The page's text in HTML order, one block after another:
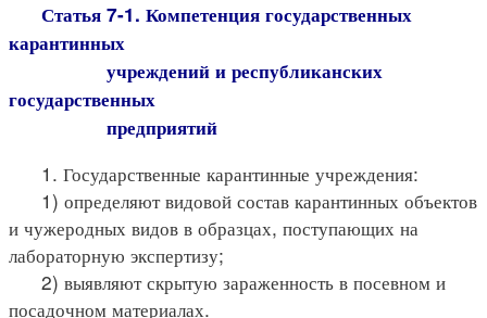
Статья 7-1. Компетенция государственных
карантинных
учреждений и республиканских
государственных
предприятий
1. Государственные карантинные учреждения:
1) определяют видовой состав карантинных объектов
и чужеродных видов в образцах, поступающих на
лабораторную экспертизу;
2) выявляют скрытую зараженность в посевном и
посадочном материалах.